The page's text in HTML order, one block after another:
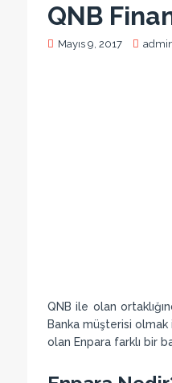
QNB
Mayıs 9, 2017
QNB ile olan
Banka müşterisi
olan Enpara farklı bir